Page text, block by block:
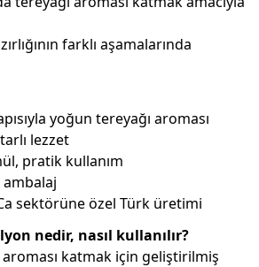
farklı aşamalarında
yoğun tereyağı aroması
lezzet
pratik kullanım
sektörüne özel Türk üretimi
nedir, nasıl kullanılır?
aroması katmak için geliştirilmiş